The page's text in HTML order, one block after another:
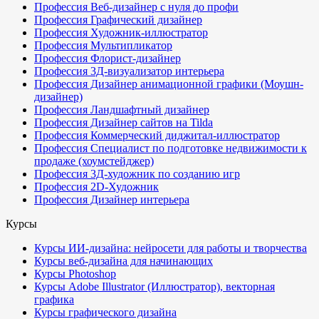
Профессия Веб-дизайнер с нуля до профи
Профессия Графический дизайнер
Профессия Художник-иллюстратор
Профессия Мультипликатор
Профессия Флорист-дизайнер
Профессия 3Д-визуализатор интерьера
Профессия Дизайнер анимационной графики (Моушн-
дизайнер)
Профессия Ландшафтный дизайнер
Профессия Дизайнер сайтов на Tilda
Профессия Коммерческий диджитал-иллюстратор
Профессия Специалист по подготовке недвижимости к
продаже (хоумстейджер)
Профессия 3Д-художник по созданию игр
Профессия 2D-Художник
Профессия Дизайнер интерьера
Курсы
Курсы ИИ-дизайна: нейросети для работы и творчества
Курсы веб-дизайна для начинающих
Курсы Photoshop
Курсы Adobe Illustrator (Иллюстратор), векторная
графика
Курсы графического дизайна